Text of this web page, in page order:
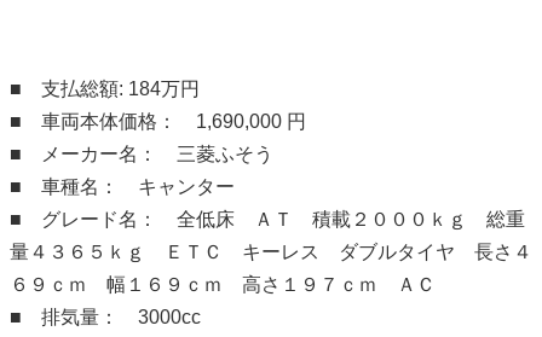
■ 支払総額: 184万円
■ 車両本体価格： 1,690,000 円
■ メーカー名： 三菱ふそう
■ 車種名： キャンター
■ グレード名： 全低床 ＡＴ 積載２０００ｋｇ 総重
量４３６５ｋｇ ＥＴＣ キーレス ダブルタイヤ 長さ４
６９ｃｍ 幅１６９ｃｍ 高さ１９７ｃｍ ＡＣ
■ 排気量： 3000cc